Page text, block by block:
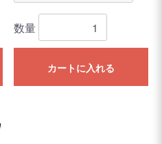
数量
カートに入れる